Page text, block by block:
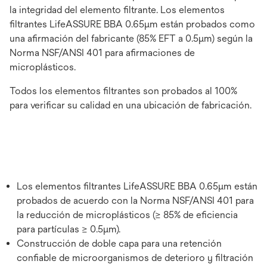
la integridad del elemento filtrante. Los elementos
filtrantes LifeASSURE BBA 0.65μm están probados como
una afirmación del fabricante (85% EFT a 0.5μm) según la
Norma NSF/ANSI 401 para afirmaciones de
microplásticos.
Todos los elementos filtrantes son probados al 100%
para verificar su calidad en una ubicación de fabricación.
Los elementos filtrantes LifeASSURE BBA 0.65μm están
probados de acuerdo con la Norma NSF/ANSI 401 para
la reducción de microplásticos (≥ 85% de eficiencia
para partículas ≥ 0.5μm).
Construcción de doble capa para una retención
confiable de microorganismos de deterioro y filtración